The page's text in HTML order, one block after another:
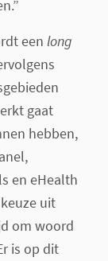
een long
gaat
hebben,
en eHealth
uit
om woord
is op dit